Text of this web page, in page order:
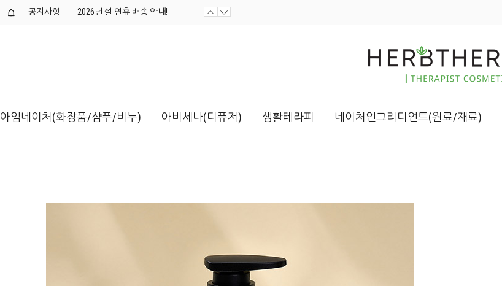
공지사항
제품개발 의뢰서 양식 / 다운로드해...
아임네이처(화장품/샴푸/비누) 아비세나(디퓨저) 생활테라피 네이처인그리디언트(원료/재료)